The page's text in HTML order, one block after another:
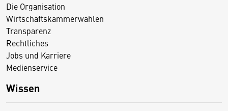
Die Organisation
Wirtschaftskammerwahlen
Transparenz
Rechtliches
Jobs und Karriere
Medienservice
Wissen